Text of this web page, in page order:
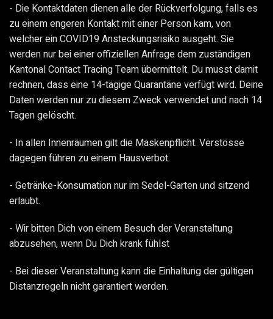
- Die Kontaktdaten dienen alle der Rückverfolgung, falls es
zu einem engeren Kontakt mit einer Person kam, von
welcher ein COVID19 Ansteckungsrisiko ausgeht. Sie
werden nur bei einer offiziellen Anfrage dem zuständigen
Kantonal Contact Tracing Team übermittelt. Du musst damit
rechnen, dass eine 14-tägige Quarantäne verfügt wird. Deine
Daten werden nur zu diesem Zweck verwendet und nach 14
Tagen gelöscht.
- In allen Innenräumen gilt die Maskenpflicht. Verstösse
dagegen führen zu einem Hausverbot.
- Getränke-Konsumation nur im Sedel-Garten und sitzend
erlaubt.
- Wir bitten Dich von einem Besuch der Veranstaltung
abzusehen, wenn Du Dich krank fühlst
- Bei dieser Veranstaltung kann die Einhaltung der gültigen
Distanzregeln nicht garantiert werden.